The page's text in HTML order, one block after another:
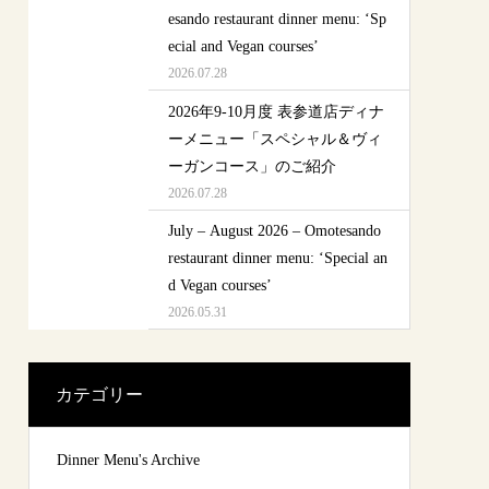
esando restaurant dinner menu: ‘Sp
ecial and Vegan courses’
2026.07.28
2026年9-10月度 表参道店ディナ
ーメニュー「スペシャル＆ヴィ
ーガンコース」のご紹介
2026.07.28
July – August 2026 – Omotesando
restaurant dinner menu: ‘Special an
d Vegan courses’
2026.05.31
カテゴリー
Dinner Menu's Archive